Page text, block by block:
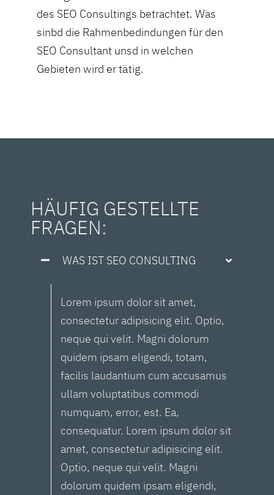
des SEO Consultings betrachtet. Was
sinbd die Rahmenbedindungen für den
SEO Consultant unsd in welchen
Gebieten wird er tätig.
HÄUFIG GESTELLTE
FRAGEN:
WAS IST SEO CONSULTING
Lorem ipsum dolor sit amet,
consectetur adipisicing elit. Optio,
neque qui velit. Magni dolorum
quidem ipsam eligendi, totam,
facilis laudantium cum accusamus
ullam voluptatibus commodi
numquam, error, est. Ea,
consequatur. Lorem ipsum dolor sit
amet, consectetur adipisicing elit.
Optio, neque qui velit. Magni
dolorum quidem ipsam eligendi,